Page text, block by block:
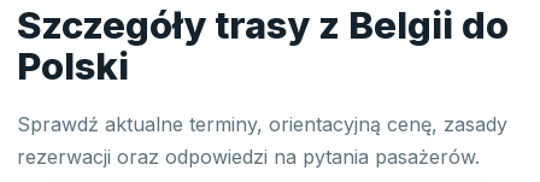
Szczegóły trasy z Belgii do
Polski
Sprawdź aktualne terminy, orientacyjną cenę, zasady
rezerwacji oraz odpowiedzi na pytania pasażerów.